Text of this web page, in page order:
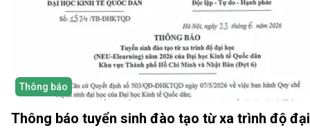
Thông báo
Thông báo tuyển sinh đào tạo từ xa trình độ đại